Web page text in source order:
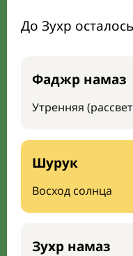
До Зухр
Фаджр намаз
Утренняя
Шурук
Восход солнца
Зухр намаз